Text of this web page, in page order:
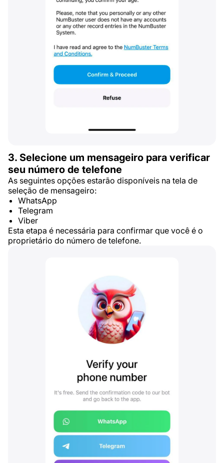
3. Selecione um mensageiro para verificar
seu número de telefone
As seguintes opções estarão disponíveis na tela de
seleção de mensageiro:
WhatsApp
Telegram
Viber
Esta etapa é necessária para confirmar que você é o
proprietário do número de telefone.